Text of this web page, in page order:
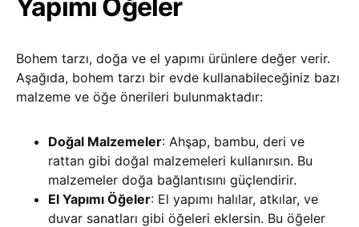
Yapımı Öğeler
Bohem tarzı, doğa ve el yapımı ürünlere değer verir.
Aşağıda, bohem tarzı bir evde kullanabileceğiniz bazı
malzeme ve öğe önerileri bulunmaktadır:
Doğal Malzemeler: Ahşap, bambu, deri ve
rattan gibi doğal malzemeleri kullanırsın. Bu
malzemeler doğa bağlantısını güçlendirir.
El Yapımı Öğeler: El yapımı halılar, atkılar, ve
duvar sanatları gibi öğeleri eklersin. Bu öğeler